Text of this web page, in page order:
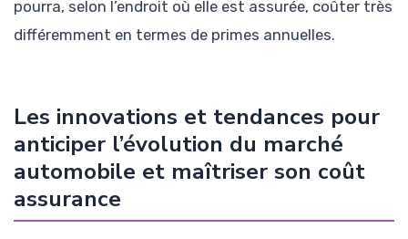
pourra, selon l’endroit où elle est assurée, coûter très
différemment en termes de primes annuelles.
Les innovations et tendances pour
anticiper l’évolution du marché
automobile et maîtriser son coût
assurance